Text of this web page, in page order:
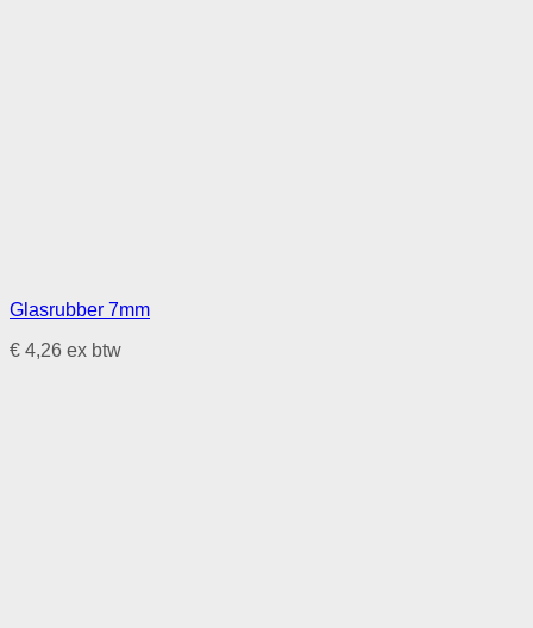
Glasrubber 7mm
€ 4,26 ex btw